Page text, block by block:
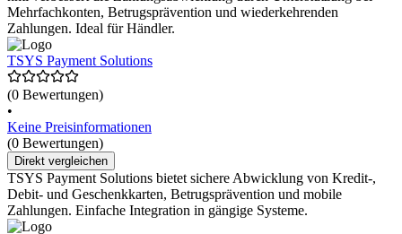
Mehrfachkonten, Betrugsprävention und wiederkehrenden
Zahlungen. Ideal für Händler.
TSYS Payment Solutions
(0 Bewertungen)
•
Keine Preisinformationen
(0 Bewertungen)
Direkt vergleichen
TSYS Payment Solutions bietet sichere Abwicklung von Kredit-,
Debit- und Geschenkkarten, Betrugsprävention und mobile
Zahlungen. Einfache Integration in gängige Systeme.